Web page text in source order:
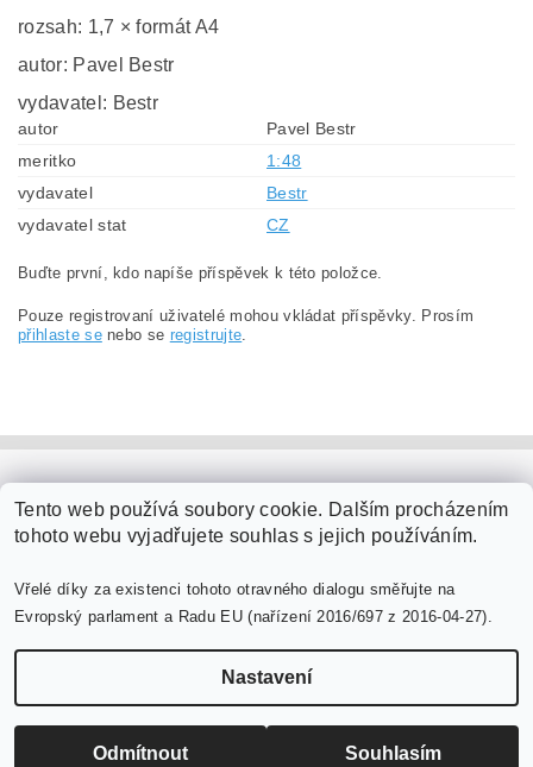
rozsah: 1,7 × formát A4
autor: Pavel Bestr
vydavatel: Bestr
autor
Pavel Bestr
meritko
1:48
vydavatel
Bestr
vydavatel stat
CZ
Buďte první, kdo napíše příspěvek k této položce.
Pouze registrovaní uživatelé mohou vkládat příspěvky. Prosím
přihlaste senebo se registrujte.
Vytvořil Shoptet
Tento web používá soubory cookie. Dalším procházením
tohoto webu vyjadřujete souhlas s jejich používáním.
Vřelé díky za existenci tohoto otravného dialogu směřujte na
Evropský parlament a Radu EU (nařízení 2016/697 z 2016-04-27).
Nastavení
Odmítnout Souhlasím